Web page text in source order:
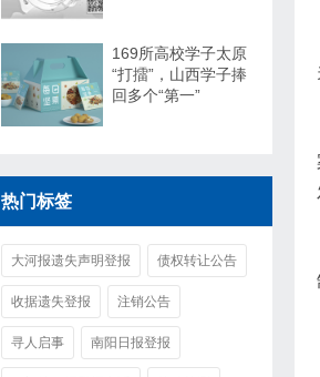
169所高校学子太原
“打擂”，山西学子捧
回多个“第一”
热门标签
大河报遗失声明登报 债权转让公告
收据遗失登报 注销公告
寻人启事 南阳日报登报